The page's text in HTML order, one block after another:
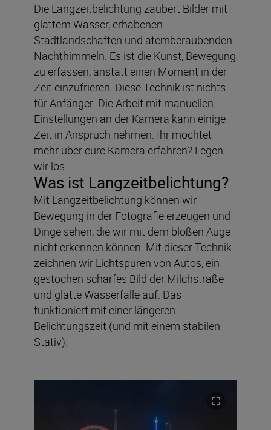
Die Langzeitbelichtung zaubert Bilder mit
glattem Wasser, erhabenen
Stadtlandschaften und atemberaubenden
Nachthimmeln. Es ist die Kunst, Bewegung
zu erfassen, anstatt einen Moment in der
Zeit einzufrieren. Diese Technik ist nichts
für Anfänger: Die Arbeit mit manuellen
Einstellungen an der Kamera kann einige
Zeit in Anspruch nehmen. Ihr möchtet
mehr über eure Kamera erfahren? Legen
wir los.
Was ist Langzeitbelichtung?
Mit Langzeitbelichtung können wir
Bewegung in der Fotografie erzeugen und
Dinge sehen, die wir mit dem bloßen Auge
nicht erkennen können. Mit dieser Technik
zeichnen wir Lichtspuren von Autos, ein
gestochen scharfes Bild der Milchstraße
und glatte Wasserfälle auf. Das
funktioniert mit einer längeren
Belichtungszeit (und mit einem stabilen
Stativ).